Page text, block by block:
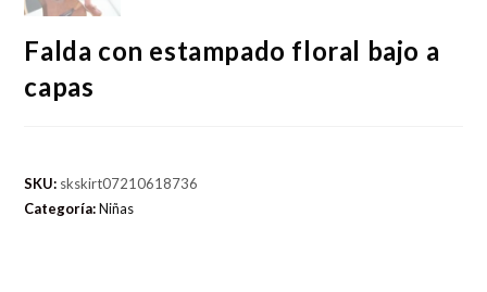
Falda con estampado floral bajo a
capas
SKU: skskirt07210618736
Categoría:Niñas